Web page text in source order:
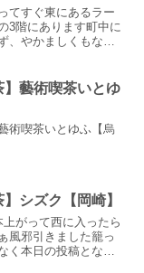
てすぐ東にあるラー
3階にあります町中に
、やかましくもない
れるので、のんびり
め...
】藝術喫茶いとゆ
術喫茶いとゆふ【烏
】シズク【岡崎】
がって西に入ったら
風邪引きました籠っ
く本日の投稿となり